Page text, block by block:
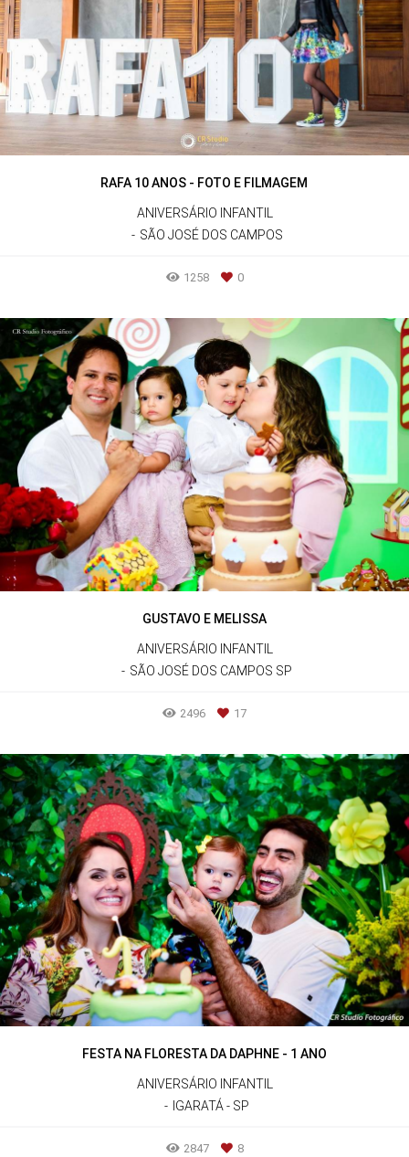
RAFA 10 ANOS - FOTO E FILMAGEM
ANIVERSÁRIO INFANTIL
SÃO JOSÉ DOS CAMPOS
1258 0
GUSTAVO E MELISSA
ANIVERSÁRIO INFANTIL
SÃO JOSÉ DOS CAMPOS SP
2496 17
FESTA NA FLORESTA DA DAPHNE - 1 ANO
ANIVERSÁRIO INFANTIL
IGARATÁ - SP
2847 8